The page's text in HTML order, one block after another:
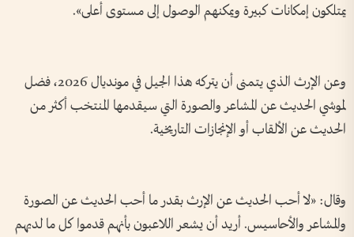
يمتلكون إمكانات كبيرة ويمكنهم الوصول إلى مستوى أعلى».
وعن الإرث الذي يتمنى أن يتركه هذا الجيل في مونديال 2026، فضل
لموشي الحديث عن المشاعر والصورة التي سيقدمها المنتخب أكثر من
الحديث عن الألقاب أو الإنجازات التاريخية.
وقال: «لا أحب الحديث عن الإرث بقدر ما أحب الحديث عن الصورة
والمشاعر والأحاسيس. أريد أن يشعر اللاعبون بأنهم قدموا كل ما لديهم